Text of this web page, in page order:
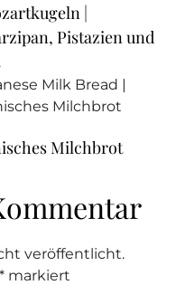
|
Pistazien und
Milchbrot
veröffentlicht.
* markiert